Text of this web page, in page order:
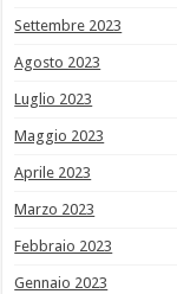
Settembre 2023
Agosto 2023
Luglio 2023
Maggio 2023
Aprile 2023
Marzo 2023
Febbraio 2023
Gennaio 2023